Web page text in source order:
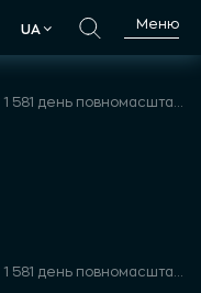
UA
Меню
1 581 день повномасштабної війни
1 581 день повномасштабної війни